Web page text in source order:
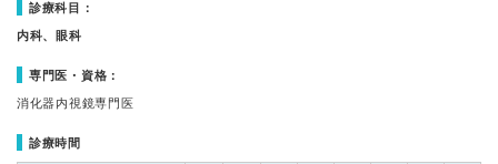
診療科目：
内科、眼科
専門医・資格：
消化器内視鏡専門医
診療時間